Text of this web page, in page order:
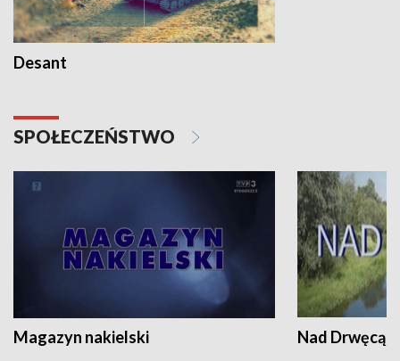
Desant
SPOŁECZEŃSTWO
Magazyn nakielski Nad Drwęcą